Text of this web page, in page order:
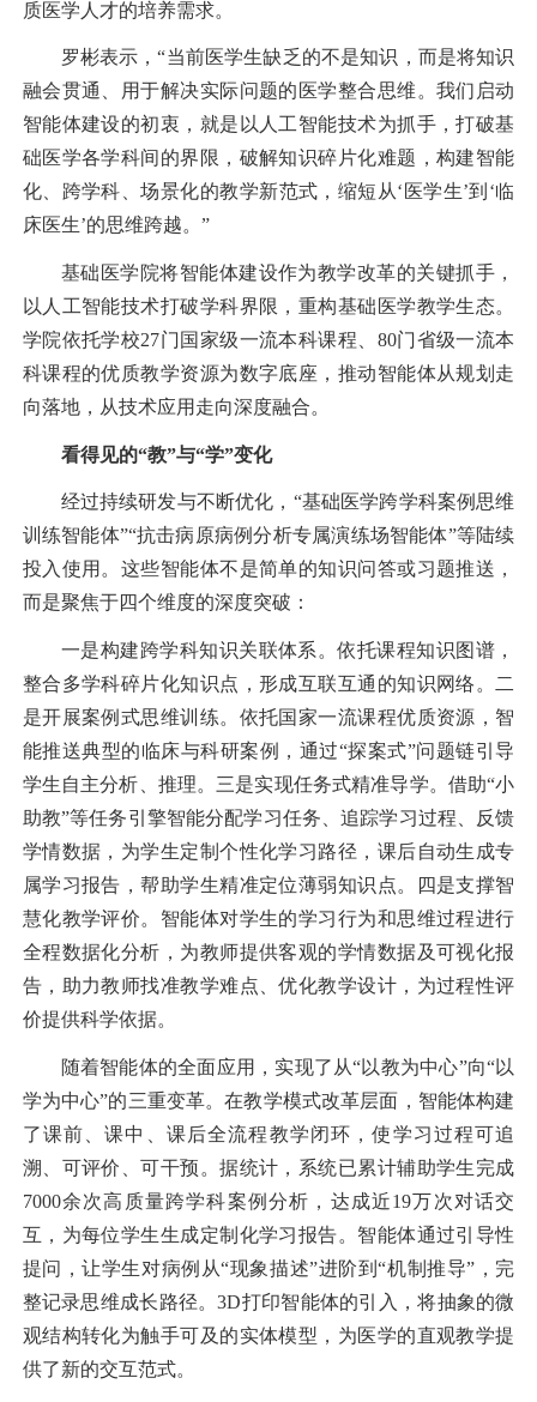
质医学人才的培养需求。
罗彬表示，“当前医学生缺乏的不是知识，而是将知识
融会贯通、用于解决实际问题的医学整合思维。我们启动
智能体建设的初衷，就是以人工智能技术为抓手，打破基
础医学各学科间的界限，破解知识碎片化难题，构建智能
化、跨学科、场景化的教学新范式，缩短从‘医学生’到‘临
床医生’的思维跨越。”
基础医学院将智能体建设作为教学改革的关键抓手，
以人工智能技术打破学科界限，重构基础医学教学生态。
学院依托学校27门国家级一流本科课程、80门省级一流本
科课程的优质教学资源为数字底座，推动智能体从规划走
向落地，从技术应用走向深度融合。
看得见的“教”与“学”变化
经过持续研发与不断优化，“基础医学跨学科案例思维
训练智能体”“抗击病原病例分析专属演练场智能体”等陆续
投入使用。这些智能体不是简单的知识问答或习题推送，
而是聚焦于四个维度的深度突破：
一是构建跨学科知识关联体系。依托课程知识图谱，
整合多学科碎片化知识点，形成互联互通的知识网络。 二
是开展案例式思维训练。 依托国家一流课程优质资源，智
能推送典型的临床与科研案例，通过“探案式”问题链引导
学生自主分析、推理。 三是实现任务式精准导学。 借助“小
助教”等任务引擎智能分配学习任务、追踪学习过程、反馈
学情数据，为学生定制个性化学习路径，课后自动生成专
属学习报告，帮助学生精准定位薄弱知识点。
四是支撑智
慧化教学评价。 智能体对学生的学习行为和思维过程进行
全程数据化分析，为教师提供客观的学情数据及可视化报
告，助力教师找准教学难点、优化教学设计，为过程性评
价提供科学依据。
随着智能体的全面应用，实现了从“以教为中心”向“以
学为中心”的三重变革。在教学模式改革层面，智能体构建
了课前、课中、课后全流程教学闭环，使学习过程可追
溯、可评价、可干预。据统计，系统已累计辅助学生完成
7000余次高质量跨学科案例分析，达成近19万次对话交
互，为每位学生生成定制化学习报告。智能体通过引导性
提问，让学生对病例从“现象描述”进阶到“机制推导”，完
整记录思维成长路径。3D打印智能体的引入，将抽象的微
观结构转化为触手可及的实体模型，为医学的直观教学提
供了新的交互范式。